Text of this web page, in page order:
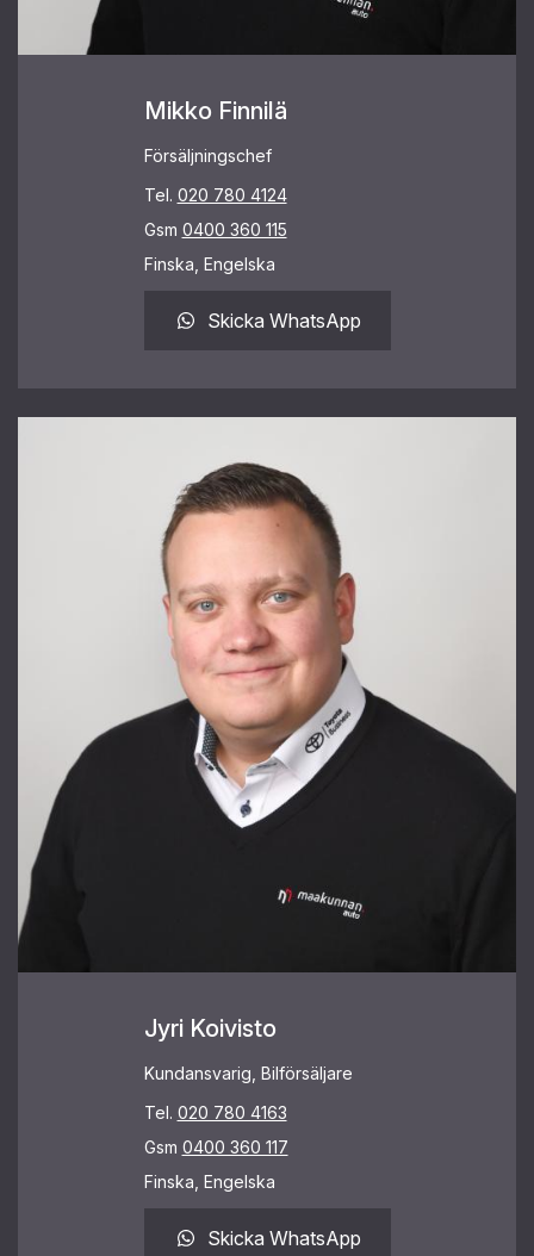
Mikko Finnilä
Försäljningschef
Tel. 020 780 4124
Gsm 0400 360 115
Finska, Engelska
Skicka WhatsApp
Jyri Koivisto
Kundansvarig, Bilförsäljare
Tel. 020 780 4163
Gsm 0400 360 117
Finska, Engelska
Skicka WhatsApp